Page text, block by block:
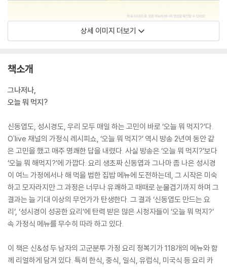
상세 이미지 더보기
책소개
그나저나,
오늘 뭐 먹지?
신동엽도, 성시경도, 우리 모두 매일 하는 고민이 바로 ‘오늘 뭐 먹지?’다.
O'live 채널의 가정식 레시피쇼, ‘오늘 뭐 먹지?’ 역시 방송 2년여 동안 같
은 고민을 했고 매주 명쾌한 답을 내렸다. 사실 방송은 ‘오늘 뭐 먹지?’보다
‘오늘 뭐 해먹지?’에 가깝다. 요리 생초짜 신동엽과 그나마 좀 나은 성시경
이 여느 가정에서나 해 먹을 법한 집밥 메뉴에 도전하는데, 그 시작은 미숙
하고 모자라지만 그 과정은 너무나 유쾌하고 때때로 눈물겹기까지 하며 그
결과는 늘 기대 이상의 무언가가 탄생한다. 그 결과 ‘신동엽도 만드는 요
리’, ‘성시경이 성공한 요리’에 탄력 받은 많은 시청자들이 ‘오늘 뭐 먹지?’
속 가정식 메뉴를 무수히 따라 하고 있다.
이 책은 신&성 두 남자의 고군분투 가정 요리 정복기가 118개의 메뉴와 함
께 리얼하게 담겨 있다. 특히 한식, 중식, 일식, 유럽식, 미국식 등 요리 카